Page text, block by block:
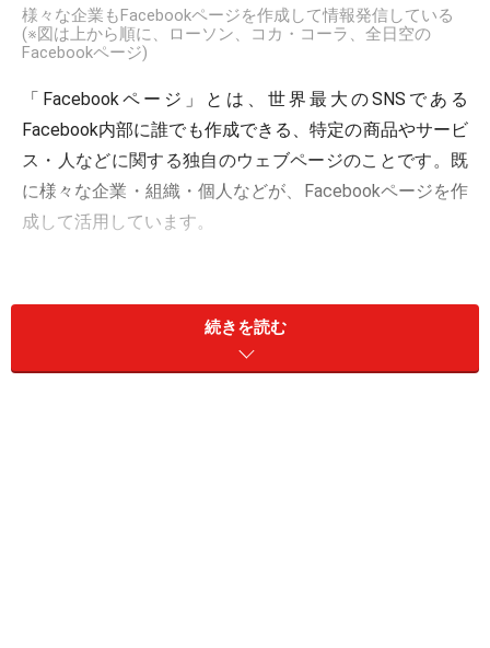
様々な企業もFacebookページを作成して情報発信している
(※図は上から順に、ローソン、コカ・コーラ、全日空の
Facebookページ)
「Facebookページ」とは、世界最大のSNSである
Facebook内部に誰でも作成できる、特定の商品やサービ
ス・人などに関する独自のウェブページのことです。既
に様々な企業・組織・個人などが、Facebookページを作
成して活用しています。
内部でFacebookの機能を活用できる点が特長です。「い
ラインへ)継続的に情報を伝えられますし、投稿に「いい
続きを読む